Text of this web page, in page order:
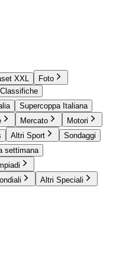
XXL
Foto
Supercoppa Italiana
Mercato
Motori
Altri Sport
Sondaggi
settimana
Altri Speciali